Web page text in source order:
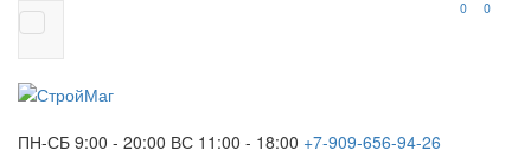
0 0
ПН-СБ 9:00 - 20:00 ВС 11:00 - 18:00 +7-909-656-94-26